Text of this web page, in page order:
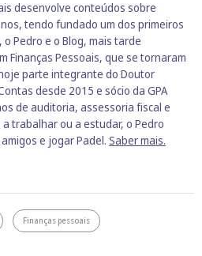
desenvolve conteúdos sobre
tendo fundado um dos primeiros
Pedro e o Blog, mais tarde
Finanças Pessoais, que se tornaram
parte integrante do Doutor
desde 2015 e sócio da GPA
de auditoria, assessoria fiscal e
trabalhar ou a estudar, o Pedro
e jogar Padel. Saber mais.
Finanças pessoais